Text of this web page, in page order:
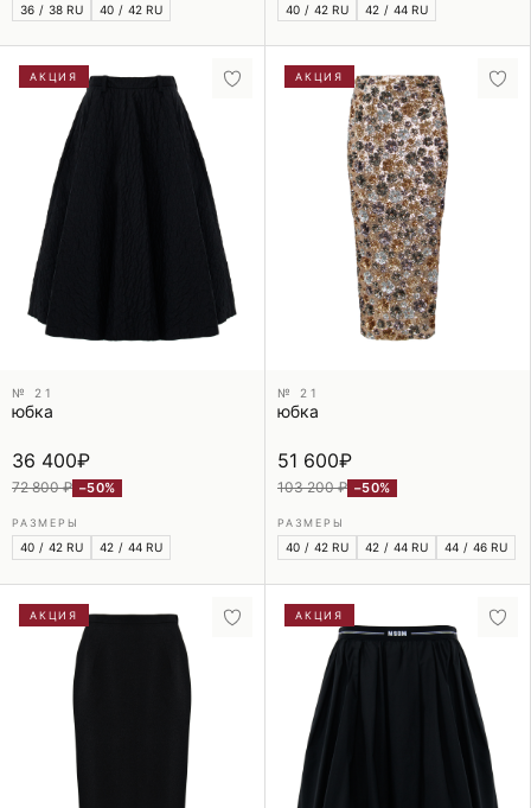
36 / 38 RU 40 / 42 RU 40 / 42 RU 42 / 44 RU
АКЦИЯ
№ 21
юбка
36 400₽
72 800 ₽ −50%
РАЗМЕРЫ
40 / 42 RU 42 / 44 RU
АКЦИЯ
№ 21
юбка
51 600₽
103 200 ₽ −50%
РАЗМЕРЫ
40 / 42 RU 42 / 44 RU 44 / 46 RU
АКЦИЯ АКЦИЯ